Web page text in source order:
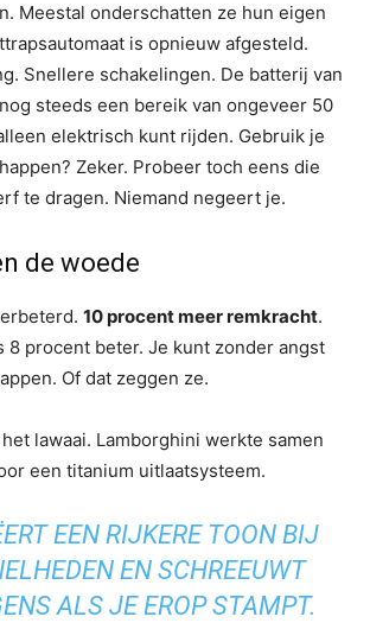
Meestal onderschatten ze hun eigen
is opnieuw afgesteld.
Snellere schakelingen. De batterij van
steeds een bereik van ongeveer 50
elektrisch kunt rijden. Gebruik je
Zeker. Probeer toch eens die
te dragen. Niemand negeert je.
de woede
10 procent meer remkracht.
8 procent beter. Je kunt zonder angst
Of dat zeggen ze.
lawaai. Lamborghini werkte samen
een titanium uitlaatsysteem.
EEN RIJKERE TOON BIJ
EN SCHREEUWT
ALS JE EROP STAMPT.